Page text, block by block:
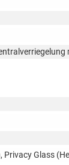
Privacy Glass